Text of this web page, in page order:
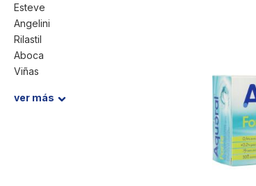
Esteve
Angelini
Rilastil
Aboca
Viñas
Cinfa
ver más